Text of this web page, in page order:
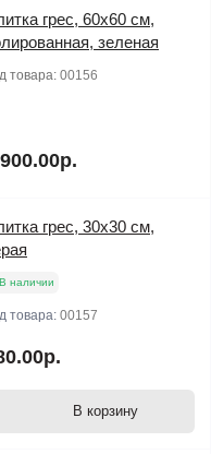
грес, 60х60 см,
зеленая
товара: 00156
грес, 30х30 см,
В наличии
товара: 00157
В корзину